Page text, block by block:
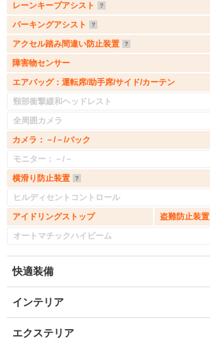
レーンキープアシスト
パーキングアシスト
アクセル踏み間違い防止装置
障害物センサー
エアバッグ：運転席/助手席/サイド/カーテン
頸部衝撃緩和ヘッドレスト
全周囲カメラ
カメラ：－/－/バック
モニター：－/－
横滑り防止装置
ヒルディセントコントロール
アイドリングストップ
盗難防止装置
オートマチックハイビーム
快適装備
インテリア
エクステリア